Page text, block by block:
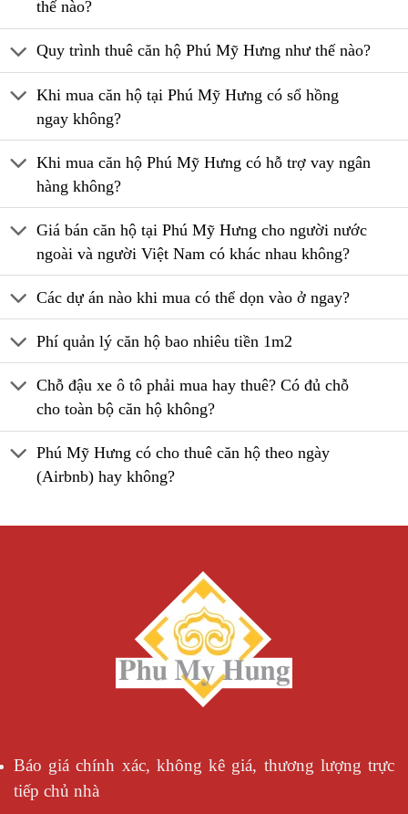
thế nào?
Quy trình thuê căn hộ Phú Mỹ Hưng như thế nào?
Khi mua căn hộ tại Phú Mỹ Hưng có sổ hồng
ngay không?
Khi mua căn hộ Phú Mỹ Hưng có hỗ trợ vay ngân
hàng không?
Giá bán căn hộ tại Phú Mỹ Hưng cho người nước
ngoài và người Việt Nam có khác nhau không?
Các dự án nào khi mua có thể dọn vào ở ngay?
Phí quản lý căn hộ bao nhiêu tiền 1m2
Chỗ đậu xe ô tô phải mua hay thuê? Có đủ chỗ
cho toàn bộ căn hộ không?
Phú Mỹ Hưng có cho thuê căn hộ theo ngày
(Airbnb) hay không?
Báo giá chính xác, không kê giá, thương lượng trực
tiếp chủ nhà